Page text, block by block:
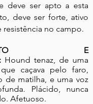
deve ser apto a esta
deve ser forte, ativo
resistência no campo.
E
Hound tenaz, de uma
caçava pelo faro,
de matilha, e uma voz
Plácido, nunca
Afetuoso.